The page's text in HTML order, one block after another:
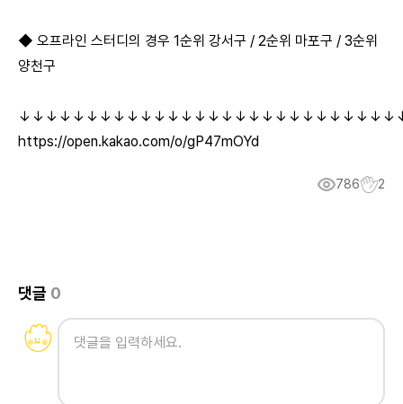
◆ 오프라인 스터디의 경우 1순위 강서구 / 2순위 마포구 / 3순위
양천구
https://open.kakao.com/o/gP47mOYd
786 2
댓글 0